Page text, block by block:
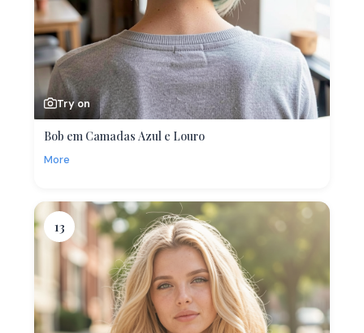
Try on
Bob em Camadas Azul e Louro
More
13